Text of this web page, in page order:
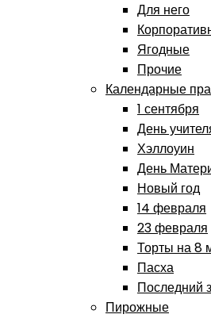
Для него
Ягодные
Прочие
Календарные
1 сентября
День
Хэллоуин
День
Новый год
14 февраля
23 февраля
Торты на 8
Пасха
Последний
Пирожные